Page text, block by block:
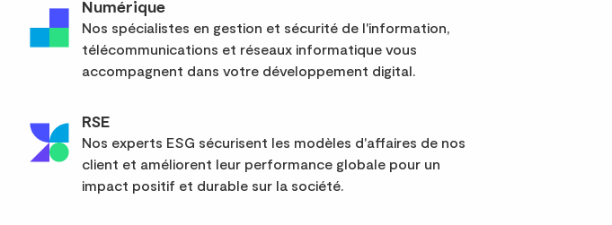
Numérique
Nos spécialistes en gestion et sécurité de l'information,
télécommunications et réseaux informatique vous
accompagnent dans votre développement digital.
RSE
Nos experts ESG sécurisent les modèles d'affaires de nos
client et améliorent leur performance globale pour un
impact positif et durable sur la société.